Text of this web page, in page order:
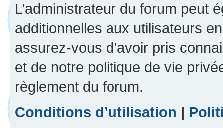
L’administrateur du forum peut
additionnelles aux utilisateurs
assurez-vous d’avoir pris
et de notre politique de vie
règlement du forum.
Conditions d’utilisation |